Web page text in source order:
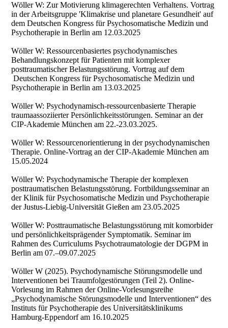
Wöller W: Zur Motivierung klimagerechten Verhaltens. Vortrag
in der Arbeitsgruppe 'Klimakrise und planetare Gesundheit' auf
dem Deutschen Kongress für Psychosomatische Medizin und
Psychotherapie in Berlin am 12.03.2025
Wöller W: Ressourcenbasiertes psychodynamisches
Behandlungskonzept für Patienten mit komplexer
posttraumatischer Belastungsstörung. Vortrag auf dem
Deutschen Kongress für Psychosomatische Medizin und
Psychotherapie in Berlin am 13.03.2025
Wöller W: Psychodynamisch-ressourcenbasierte Therapie
traumaassoziierter Persönlichkeitsstörungen. Seminar an der
CIP-Akademie München am 22.-23.03.2025.
Wöller W: Ressourcenorientierung in der psychodynamischen
Therapie. Online-Vortrag an der CIP-Akademie München am
15.05.2024
Wöller W: Psychodynamische Therapie der komplexen
posttraumatischen Belastungsstörung. Fortbildungsseminar an
der Klinik für Psychosomatische Medizin und Psychotherapie
der Justus-Liebig-Universität Gießen am 23.05.2025
Wöller W: Posttraumatische Belastungsstörung mit komorbider
und persönlichkeitsprägender Symptomatik. Seminar im
Rahmen des Curriculums Psychotraumatologie der DGPM in
Berlin am 07.–09.07.2025
Wöller W (2025). Psychodynamische Störungsmodelle und
Interventionen bei Traumfolgestörungen (Teil 2). Online-
Vorlesung im Rahmen der Online-Vorlesungsreihe
„Psychodynamische Störungsmodelle und Interventionen“ des
Instituts für Psychotherapie des Universitätsklinikums
Hamburg-Eppendorf am 16.10.2025